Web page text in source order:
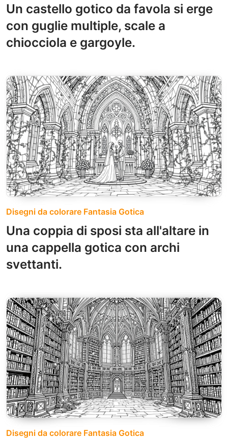
Un castello gotico da favola si erge
con guglie multiple, scale a
chiocciola e gargoyle.
Disegni da colorare Fantasia Gotica
Una coppia di sposi sta all'altare in
una cappella gotica con archi
svettanti.
Disegni da colorare Fantasia Gotica